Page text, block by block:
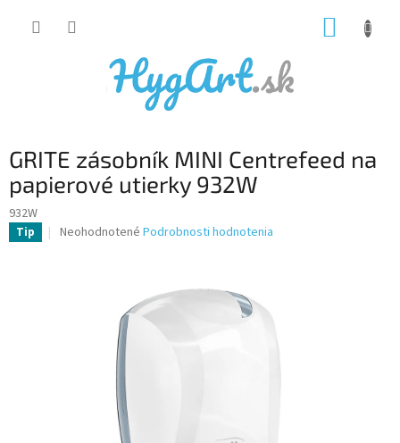
GRITE zásobník MINI Centrefeed na
papierové utierky 932W
932W
Tip
Priemerné
hviezdičiek.
Neohodnotené Podrobnosti hodnotenia